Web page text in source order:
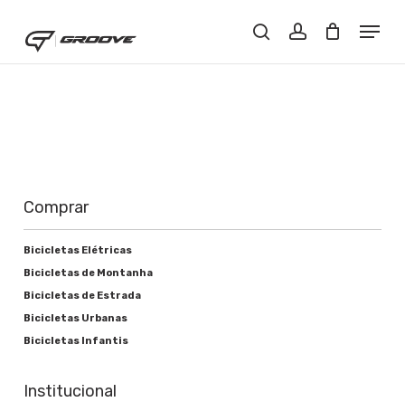
main
content
Buscar..account
Menu
Comprar
Bicicletas Elétricas
Bicicletas de Montanha
Bicicletas de Estrada
Bicicletas Urbanas
Bicicletas Infantis
Institucional